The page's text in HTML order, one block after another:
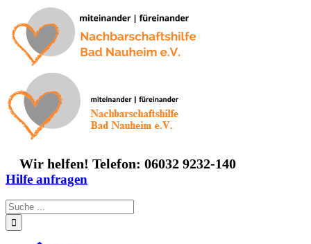
Inhalt
springen
Wir helfen! Telefon: 06032 9232-140
Hilfe anfragen
Suche
nach: